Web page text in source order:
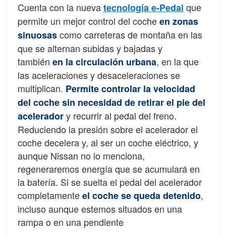
Cuenta con la nuevatecnología e-Pedal que
permite un mejor control del cocheen zonas
sinuosascomo carreteras de montaña en las
que se alternan subidas y bajadas y
también en la circulación urbana, en la que
las aceleraciones y desaceleraciones se
multiplican. Permite controlar la velocidad
del coche sin necesidad de retirar el pie del
aceleradory recurrir al pedal del freno.
Reduciendo la presión sobre el acelerador el
coche decelera y, al ser un coche eléctrico, y
aunque Nissan no lo menciona,
regeneraremos energía que se acumulará en
la batería. Si se suelta el pedal del acelerador
completamenteel coche se queda detenido,
incluso aunque estemos situados en una
rampa o en una pendiente